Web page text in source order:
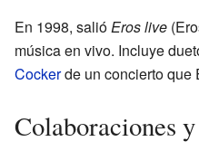
En 1998, salióEros live
música en vivo. Incluye
Cockerde un concierto que
Colaboraciones